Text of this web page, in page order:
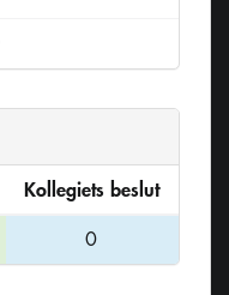
Kollegiets beslut
0